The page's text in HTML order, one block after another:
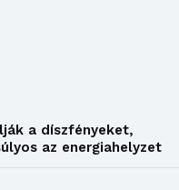
a díszfényeket,
az energiahelyzet